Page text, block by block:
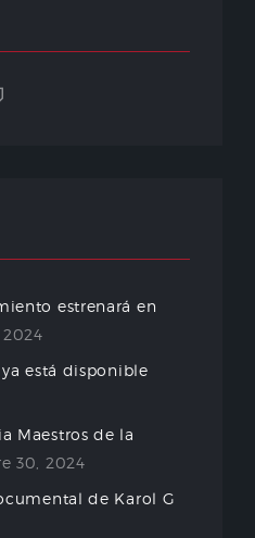
estrenará en
está disponible
Maestros de la
30, 2024
de Karol G